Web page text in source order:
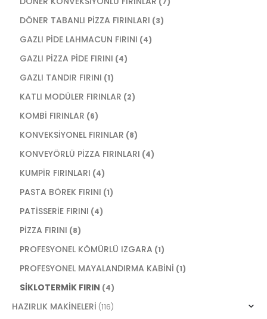
DÖNER TABANLI PİZZA FIRINLARI (3)
GAZLI PİDE LAHMACUN FIRINI (4)
GAZLI PİZZA PİDE FIRINI (4)
GAZLI TANDIR FIRINI (1)
KATLI MODÜLER FIRINLAR (2)
KOMBİ FIRINLAR (6)
KONVEKSİYONEL FIRINLAR (8)
KONVEYÖRLÜ PİZZA FIRINLARI (4)
KUMPİR FIRINLARI (4)
PASTA BÖREK FIRINI (1)
PATİSSERİE FIRINI (4)
PİZZA FIRINI (8)
PROFESYONEL KÖMÜRLÜ IZGARA (1)
PROFESYONEL MAYALANDIRMA KABİNİ (1)
SİKLOTERMİK FIRIN (4)
HAZIRLIK MAKİNELERİ (116)